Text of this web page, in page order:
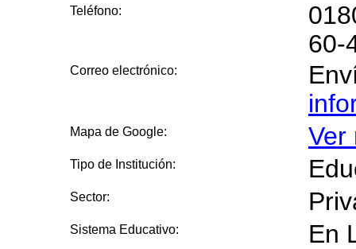
Teléfono:
60-
Correo electrónico:
Mapa de Google: Ver
Tipo de Institución:
Sector:
Sistema Educativo: En